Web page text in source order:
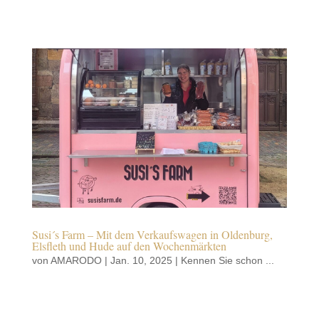
Susi´s Farm – Mit dem Verkaufswagen in Oldenburg,
Elsfleth und Hude auf den Wochenmärkten
von AMARODO| Jan. 10, 2025 | Kennen Sie schon ...